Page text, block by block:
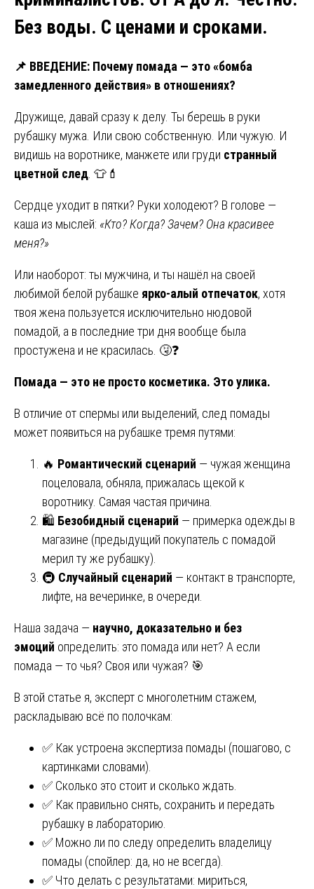
Без воды. С ценами и сроками.
📌 ВВЕДЕНИЕ: Почему помада — это «бомба
замедленного действия» в отношениях?
Дружище, давай сразу к делу. Ты берешь в руки
рубашку мужа. Или свою собственную. Или чужую. И
видишь на воротнике, манжете или груди странный
цветной след. 👕💄
Сердце уходит в пятки? Руки холодеют? В голове —
каша из мыслей: «Кто? Когда? Зачем? Она красивее
меня?»
Или наоборот: ты мужчина, и ты нашёл на своей
любимой белой рубашке ярко-алый отпечаток, хотя
твоя жена пользуется исключительно нюдовой
помадой, а в последние три дня вообще была
простужена и не красилась. 🤧❓
Помада — это не просто косметика. Это улика.
В отличие от спермы или выделений, след помады
может появиться на рубашке тремя путями:
🔥 Романтический сценарий — чужая женщина
поцеловала, обняла, прижалась щекой к
воротнику. Самая частая причина.
🛍️ Безобидный сценарий — примерка одежды в
магазине (предыдущий покупатель с помадой
мерил ту же рубашку).
🚇 Случайный сценарий — контакт в транспорте,
лифте, на вечеринке, в очереди.
Наша задача — научно, доказательно и без
эмоций определить: это помада или нет? А если
помада — то чья? Своя или чужая? 🎯
В этой статье я, эксперт с многолетним стажем,
раскладываю всё по полочкам:
✅ Как устроена экспертиза помады (пошагово, с
картинками словами).
✅ Сколько это стоит и сколько ждать.
✅ Как правильно снять, сохранить и передать
рубашку в лабораторию.
✅ Можно ли по следу определить владелицу
помады (спойлер: да, но не всегда).
✅ Что делать с результатами: мириться,